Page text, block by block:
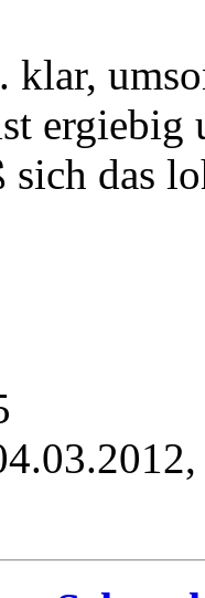
klar,
sich das